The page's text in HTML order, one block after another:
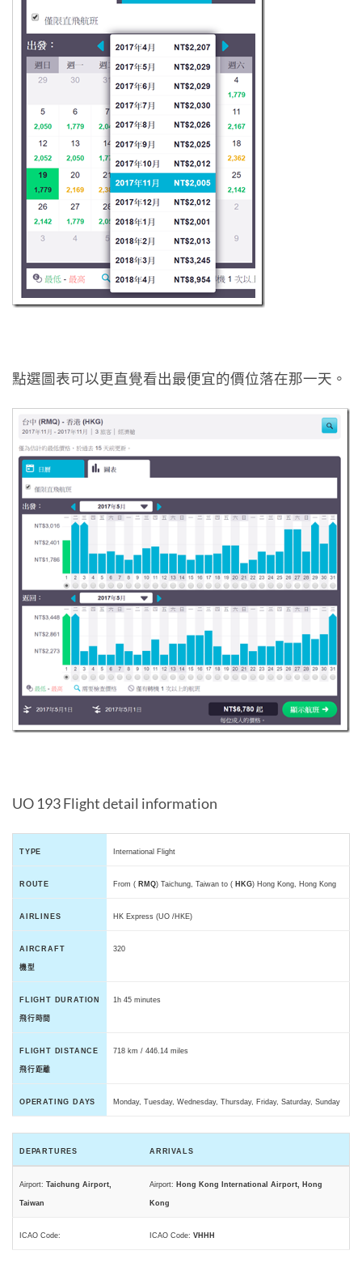
點選圖表可以更直覺看出最便宜的價位落在那一天。
UO 193 Flight detail information
TYPE International Flight
ROUTE From ( RMQ) Taichung, Taiwan to ( HKG) Hong Kong, Hong Kong
AIRLINES HK Express (UO /HKE)
AIRCRAFT
機型
320
FLIGHT DURATION
飛行時間
1h 45 minutes
FLIGHT DISTANCE
飛行距離
718 km / 446.14 miles
OPERATING DAYS Monday, Tuesday, Wednesday, Thursday, Friday, Saturday, Sunday
DEPARTURES ARRIVALS
Airport: Taichung Airport,
Taiwan
Airport: Hong Kong International Airport, Hong
Kong
ICAO Code: ICAO Code: VHHH